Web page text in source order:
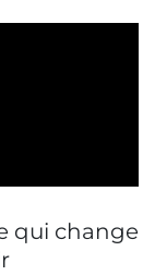
qui change